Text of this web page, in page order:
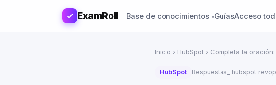
ExamRoll Base de conocimientos GuíasAcceso
Inicio › HubSpot › Completa la
HubSpot Respuestas_ hubspot